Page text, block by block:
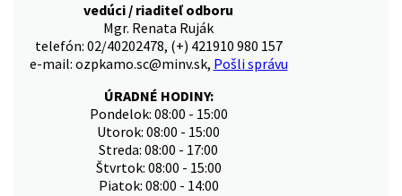
vedúci / riaditeľ odboru
Mgr. Renata Ruják
telefón: 02/40202478, (+) 421910 980 157
e-mail: ozpkamo.sc@minv.sk, Pošli správu
ÚRADNÉ HODINY:
Pondelok: 08:00 - 15:00
Utorok: 08:00 - 15:00
Streda: 08:00 - 17:00
Štvrtok: 08:00 - 15:00
Piatok: 08:00 - 14:00